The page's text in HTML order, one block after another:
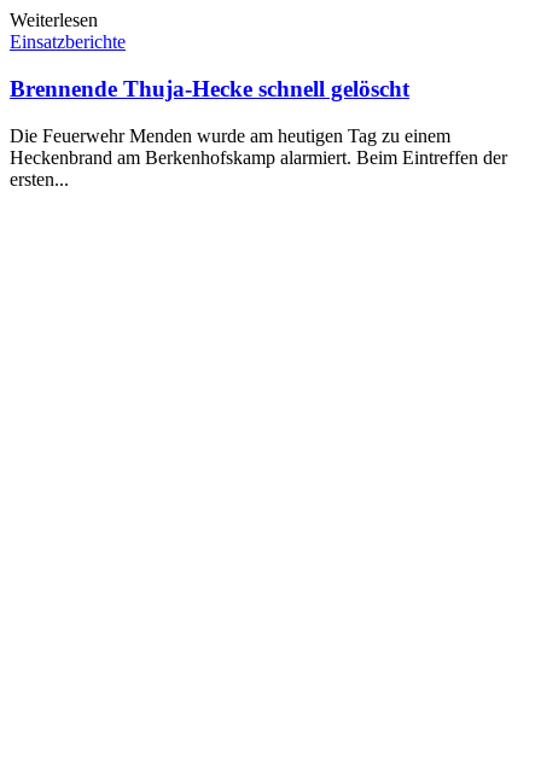
Weiterlesen
Einsatzberichte
Brennende Thuja-Hecke schnell gelöscht
Die Feuerwehr Menden wurde am heutigen Tag zu einem
Heckenbrand am Berkenhofskamp alarmiert. Beim Eintreffen der
ersten...